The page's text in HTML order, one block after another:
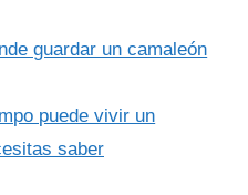
guardar un camaleón
puede vivir un
saber